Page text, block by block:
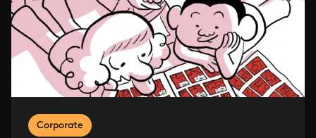
Corporate